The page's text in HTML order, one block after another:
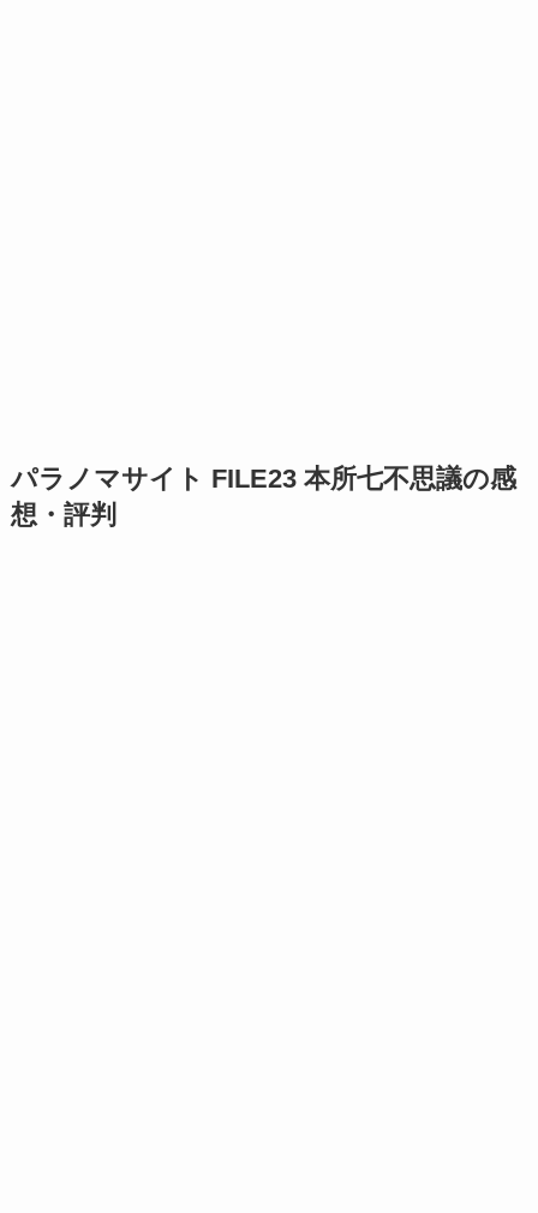
パラノマサイト FILE23 本所七不思議の感
想・評判